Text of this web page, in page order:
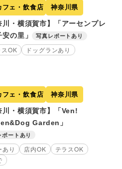
フェ・飲食店 神奈川県
川・横須賀市】「アーセンプレ
の里」
写真レポートあり
スOK
ドッグランあり
フェ・飲食店 神奈川県
川・横須賀市】「Ven!
Garden」
ポートあり
り 店内OK
テラスOK